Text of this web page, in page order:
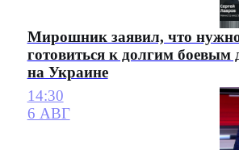
Мирошник заявил, что
готовиться к долгим боевым
на Украине
14:30
6 АВГ